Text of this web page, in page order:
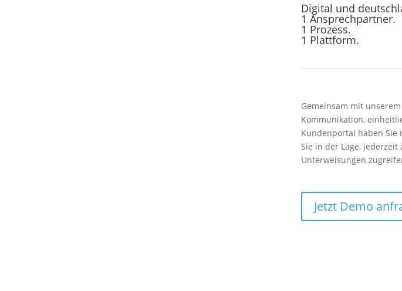
Digital und
1 Ansprechpartner.
1 Prozess.
1 Plattform.
Gemeinsam mit
Kommunikation,
Kundenportal haben
Sie in der Lage,
Unterweisungen
Jetzt Demo